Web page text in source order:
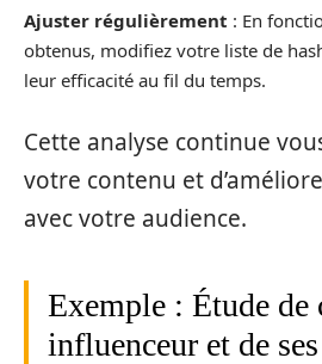
Ajuster régulièrement : En
obtenus, modifiez votre liste de
leur efficacité au fil du temps.
Cette analyse continue
votre contenu et
avec votre audience.
Exemple : Étude de
influenceur et de